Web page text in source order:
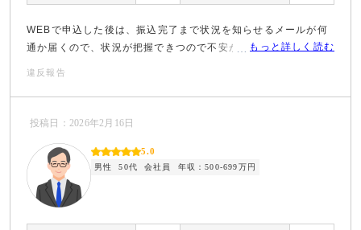
WEBで申込した後は、振込完了まで状況を知らせるメールが何
通か届くので、状況が把握できつので不安が案くなります。
もっと詳しく読む
違反報告
投稿日：2026年2月16日
5.0
男性 50代 会社員 年収：500-699万円